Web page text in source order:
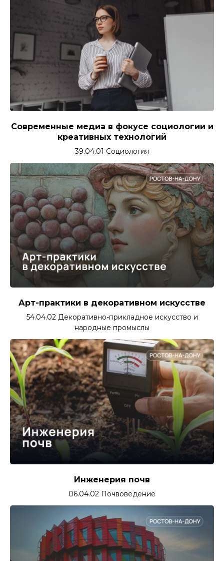
Современные медиа в фокусе социологии и
креативных технологий
39.04.01 Социология
Арт-практики в декоративном искусстве
54.04.02 Декоративно-прикладное искусство и
народные промыслы
Инженерия почв
06.04.02 Почвоведение